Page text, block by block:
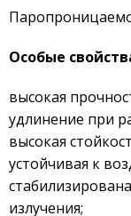
Особые
высокая
удлинение при
высокая
устойчивая к
излучения;